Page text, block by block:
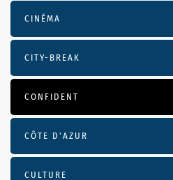
CINÉMA
CITY-BREAK
CONFIDENT
CÔTE D’AZUR
CULTURE